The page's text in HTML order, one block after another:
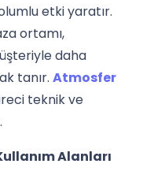
etki yaratır.
ortamı,
daha
tanır. Atmosfer
teknik ve
Alanları